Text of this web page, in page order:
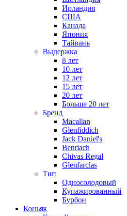
Ирландия
США
Канада
Япония
Тайвань
Выдержка
8 лет
10 лет
12 лет
15 лет
20 лет
Больше 20 лет
Бренд
Macallan
Glenfiddich
Jack Daniel's
Benriach
Chivas Regal
Glenfarclas
Тип
Односолодовый
Купажированный
Бурбон
Коньяк